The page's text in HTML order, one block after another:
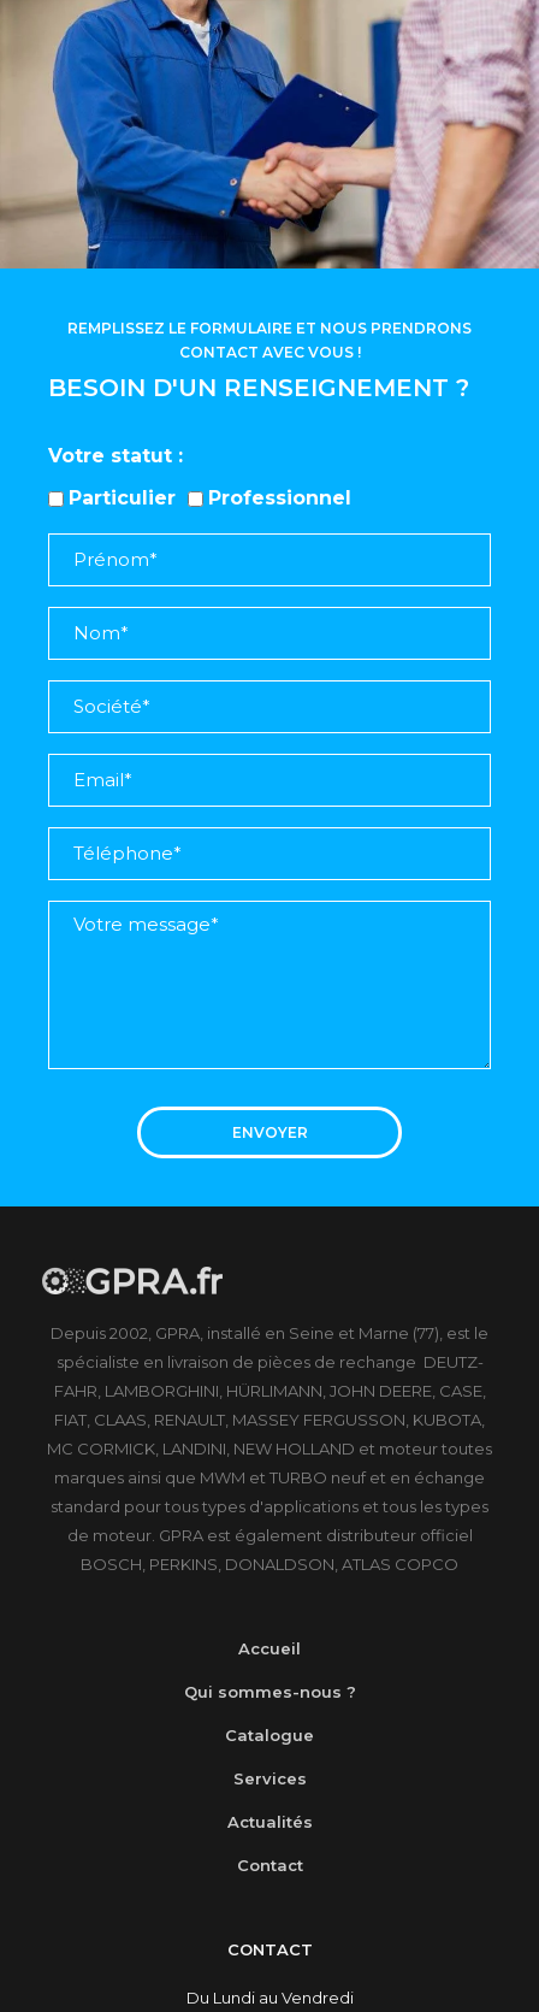
BESOIN D'UN RENSEIGNEMENT ?
REMPLISSEZ LE FORMULAIRE ET NOUS PRENDRONS
CONTACT AVEC VOUS !
Votre statut
Particulier
Professionnel
ENVOYER
Depuis 2002, GPRA, installé en Seine et Marne (77), est le
spécialiste en livraison de pièces de rechange DEUTZ-
FAHR, LAMBORGHINI, HÜRLIMANN, JOHN DEERE, CASE,
FIAT, CLAAS, RENAULT, MASSEY FERGUSSON, KUBOTA,
MC CORMICK, LANDINI, NEW HOLLAND et moteur toutes
marques ainsi que MWM et TURBO neuf et en échange
standard pour tous types d'applications et tous les types
de moteur. GPRA est également distributeur officiel
BOSCH, PERKINS, DONALDSON, ATLAS COPCO
Accueil
Qui sommes-nous ?
Catalogue
Services
Actualités
Contact
CONTACT
Du Lundi au Vendredi